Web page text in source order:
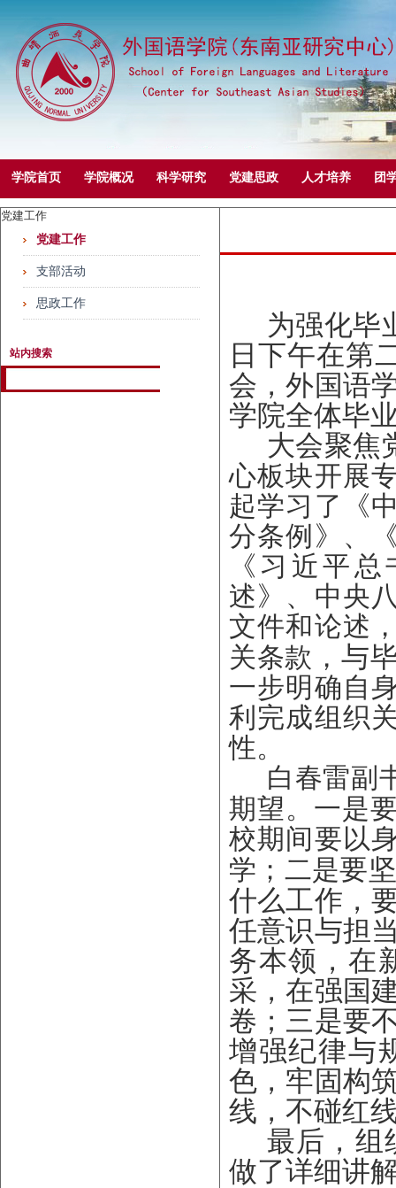
学院首页 学院概况 科学研究 党建思政 人才培养 团
党建工作
党建工作
支部活动
思政工作
站内搜索
为强化毕
日下午在第
会，外国语
学院全体毕
大会聚焦
心板块开展
起学习了《
分条例》、
《习近平
述》、中央
文件和论述
关条款， 与
一步明确自
利完成组织
性。
白春雷副
期望。一是
校期间要以
学；二是要
什么工作，
任意识与担
务本领，在
采，在强国
卷；三是要
增强纪律与
色，牢固构
线，不碰红
最后，组
做了详细讲